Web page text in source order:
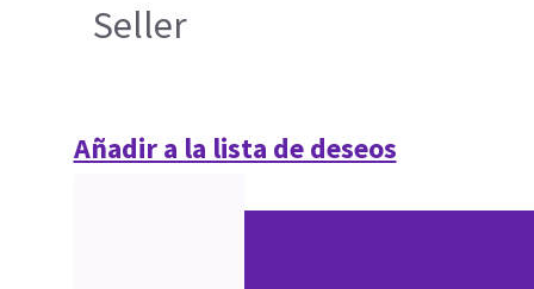
Seller
Añadir a la lista de deseos